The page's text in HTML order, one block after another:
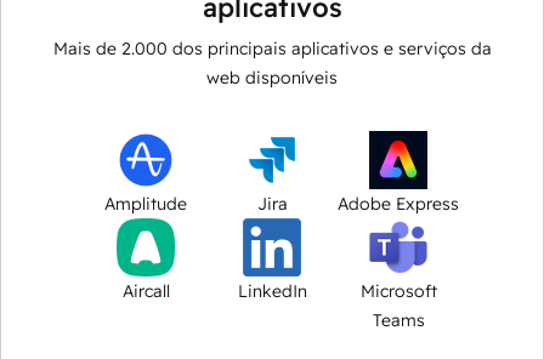
aplicativos
Mais de 2.000 dos principais aplicativos e serviços da
web disponíveis
Amplitude Jira Adobe Express
Aircall LinkedIn
Microsoft
Teams